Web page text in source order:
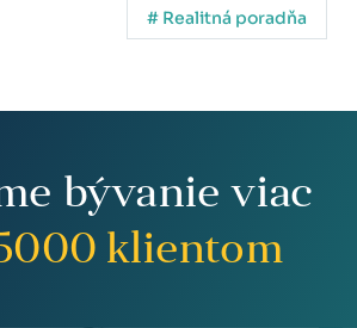
# Realitná poradňa
bývanie viac
klientom